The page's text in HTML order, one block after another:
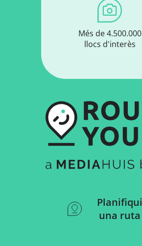
Més de 4.500.000
llocs d'interès
Planifiqui
una ruta